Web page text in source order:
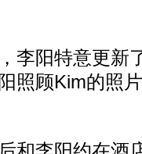
阳特意更新
照顾Kim的照